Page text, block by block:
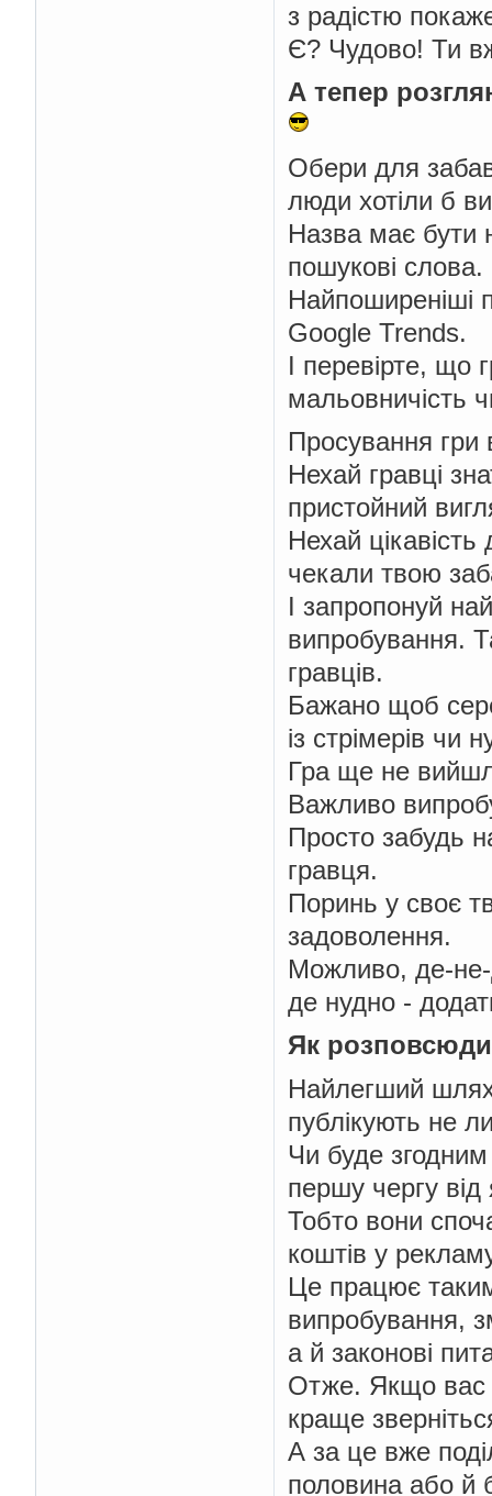
з радістю
Є? Чудово! Ти
А тепер
Обери для
люди хотіли б
Назва має бути
пошукові слова.
Найпоширеніші
Google Trends.
І перевірте, що
мальовничість
Просування гри
Нехай гравці
пристойний
Нехай
чекали твою
І запропонуй
випробування.
гравців.
Бажано щоб
із стрімерів чи
Гра ще не
Важливо
Просто забудь
гравця.
Поринь у своє
задоволення.
Можливо, де-не-
де нудно -
Як
Найлегший шлях
публікують не
Чи буде
першу чергу від
Тобто вони
коштів у
Це працює
випробування,
а й законові
Отже. Якщо вас
краще
А за це вже
половина або й